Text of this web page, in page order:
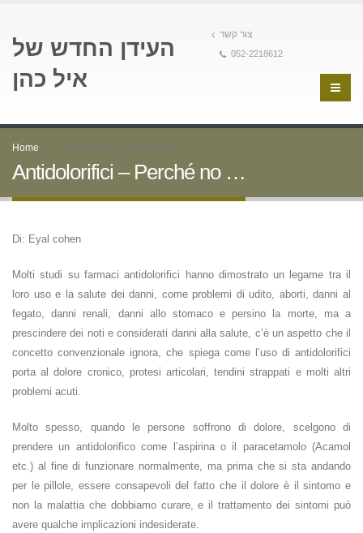
העידן החדש של
איל כהן
צור קשר
052-2218612
Home Antidolorifici – Perché no …
Antidolorifici – Perché no …
Di: Eyal cohen
Molti studi su farmaci antidolorifici hanno dimostrato un legame tra il
loro uso e la salute dei danni, come problemi di udito, aborti, danni al
fegato, danni renali, danni allo stomaco e persino la morte, ma a
prescindere dei noti e considerati danni alla salute, c’è un aspetto che il
concetto convenzionale ignora, che spiega come l’uso di antidolorifici
porta al dolore cronico, protesi articolari, tendini strappati e molti altri
problemi acuti.
Molto spesso, quando le persone soffrono di dolore, scelgono di
prendere un antidolorifico come l’aspirina o il paracetamolo (Acamol
etc.) al fine di funzionare normalmente, ma prima che si sta andando
per le pillole, essere consapevoli del fatto che il dolore è il sintomo e
non la malattia che dobbiamo curare, e il trattamento dei sintomi può
avere qualche implicazioni indesiderate.